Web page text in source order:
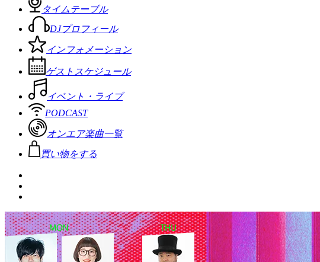
タイムテーブル
DJプロフィール
インフォメーション
ゲストスケジュール
イベント・ライブ
PODCAST
オンエア楽曲一覧
買い物をする